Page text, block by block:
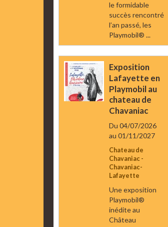
le formidable
succès rencontré
l’an passé, les
Playmobil® ...
Exposition
Lafayette en
Playmobil au
chateau de
Chavaniac
Du 04/07/2026
au 01/11/2027
Chateau de
Chavaniac -
Chavaniac-
Lafayette
Une exposition
Playmobil®
inédite au
Château